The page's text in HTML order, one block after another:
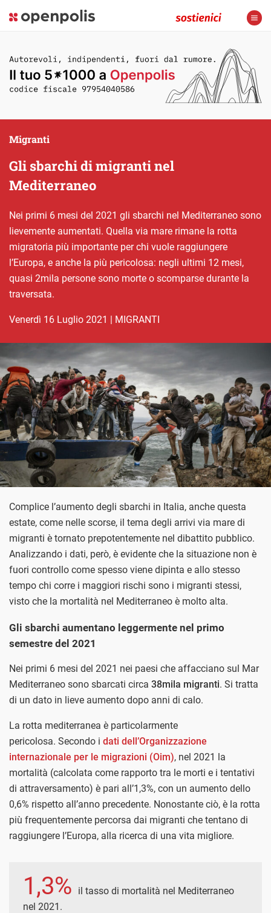
Gli sbarchi di migranti nel
Mediterraneo
Migranti
Nei primi 6 mesi del 2021 gli sbarchi nel Mediterraneo sono
lievemente aumentati. Quella via mare rimane la rotta
migratoria più importante per chi vuole raggiungere
l’Europa, e anche la più pericolosa: negli ultimi 12 mesi,
quasi 2mila persone sono morte o scomparse durante la
traversata.
venerdì 16 Luglio 2021 | MIGRANTI
Complice l’aumento degli sbarchi in Italia, anche questa
estate, come nelle scorse, il tema degli arrivi via mare di
migranti è tornato prepotentemente nel dibattito pubblico.
Analizzando i dati, però, è evidente che la situazione non è
fuori controllo come spesso viene dipinta e allo stesso
tempo chi corre i maggiori rischi sono i migranti stessi,
visto che la mortalità nel Mediterraneo è molto alta.
Gli sbarchi aumentano leggermente nel primo
semestre del 2021
Nei primi 6 mesi del 2021 nei paesi che affacciano sul Mar
Mediterraneo sono sbarcati circa 38mila migranti. Si tratta
di un dato in lieve aumento dopo anni di calo.
La rotta mediterranea è particolarmente
pericolosa. Secondo i dati dell’Organizzazione
internazionale per le migrazioni (Oim), nel 2021 la
mortalità (calcolata come rapporto tra le morti e i tentativi
di attraversamento) è pari all’1,3%, con un aumento dello
0,6% rispetto all’anno precedente. Nonostante ciò, è la rotta
più frequentemente percorsa dai migranti che tentano di
raggiungere l’Europa, alla ricerca di una vita migliore.
1,3%
il tasso di mortalità nel Mediterraneo
nel 2021.